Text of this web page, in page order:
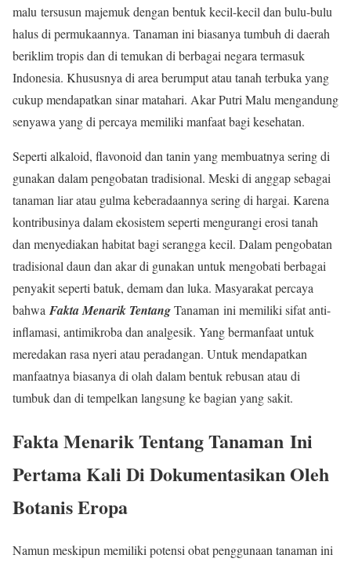
malu tersusun majemuk dengan bentuk kecil-kecil dan bulu-bulu
halus di permukaannya. Tanaman ini biasanya tumbuh di daerah
beriklim tropis dan di temukan di berbagai negara termasuk
Indonesia. Khususnya di area berumput atau tanah terbuka yang
cukup mendapatkan sinar matahari. Akar Putri Malu mengandung
senyawa yang di percaya memiliki manfaat bagi kesehatan.
Seperti alkaloid, flavonoid dan tanin yang membuatnya sering di
gunakan dalam pengobatan tradisional. Meski di anggap sebagai
tanaman liar atau gulma keberadaannya sering di hargai. Karena
kontribusinya dalam ekosistem seperti mengurangi erosi tanah
dan menyediakan habitat bagi serangga kecil. Dalam pengobatan
tradisional daun dan akar di gunakan untuk mengobati berbagai
penyakit seperti batuk, demam dan luka. Masyarakat percaya
bahwa Fakta Menarik TentangTanaman ini memiliki sifat anti-
inflamasi, antimikroba dan analgesik. Yang bermanfaat untuk
meredakan rasa nyeri atau peradangan. Untuk mendapatkan
manfaatnya biasanya di olah dalam bentuk rebusan atau di
tumbuk dan di tempelkan langsung ke bagian yang sakit.
Fakta Menarik Tentang Tanaman Ini
Pertama Kali Di Dokumentasikan Oleh
Botanis Eropa
Namun meskipun memiliki potensi obat penggunaan tanaman ini